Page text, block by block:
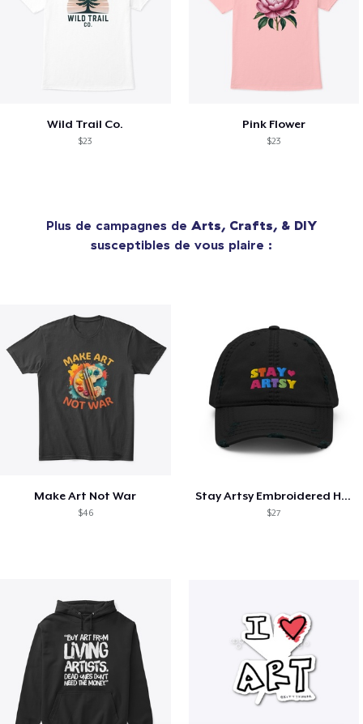
Wild Trail Co.
$23
Pink Flower
$23
Plus de campagnes de Arts, Crafts, & DIY
susceptibles de vous plaire :
Make Art Not War
$46
Stay Artsy Embroidered Hat
$27